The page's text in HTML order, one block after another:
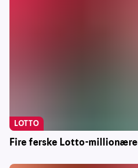
Fire ferske Lotto-
LOTTO